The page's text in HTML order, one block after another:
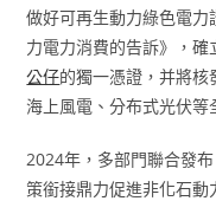
做好可再生動力綠色電力
力電力消費的告訴》，
公仔的獨一憑證，并將
海上風電、分布式光伏等
2024年，多部門聯合發
策銜接鼎力促進非化石動